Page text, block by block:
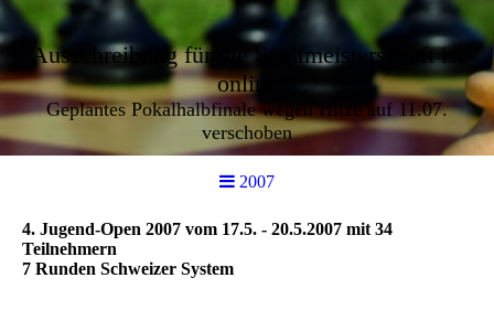
Ausschreibung für die Stadtmeisterschaft ist
online
Geplantes Pokalhalbfinale wegen Hitze auf 11.07.
verschoben
2007
4. Jugend-Open 2007 vom 17.5. - 20.5.2007 mit 34
Teilnehmern
7 Runden Schweizer System